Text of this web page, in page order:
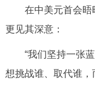
在中美元首会晤
更见其深意：
“我们坚持一张
想挑战谁、取代谁